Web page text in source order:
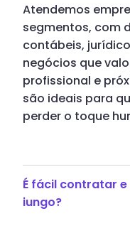
Atendemos
segmentos, com
contábeis,
negócios que
profissional e
são ideais para
perder o toque
É fácil contratar
iungo?